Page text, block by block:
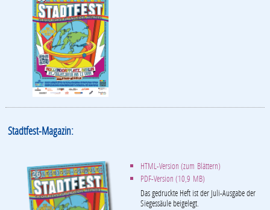
Stadtfest-Magazin:
HTML-Version (zum Blättern)
PDF-Version (10,9 MB)
Das gedruckte Heft ist der Juli-Ausgabe der
Siegessäule beigelegt.